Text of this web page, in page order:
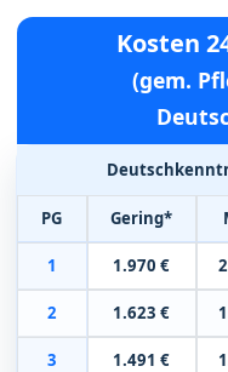
Kosten
(gem.
PG Gering*
1 1.970 €
2 1.623 €
3 1.491 €